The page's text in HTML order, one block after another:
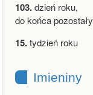
103.dzień roku,
do końca pozostały
15.tydzień roku
Imieniny